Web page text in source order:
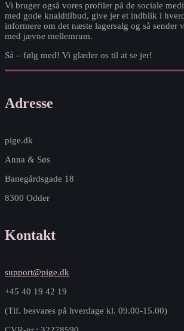
Vi bruger også vores profiler på de sociale
med gode knaldtilbud, give jer et indblik i
informere om det næste lagersalg og så sender
med jævne mellemrum.
Så – følg med! Vi glæder os til at se jer!
Adresse
pige.dk
Anna & Søs
Banegårdsgade 18
8300 Odder
Kontakt
support@pige.dk
+45 40 19 42 19
(Tlf. besvares på hverdage kl. 09.00-15.00)